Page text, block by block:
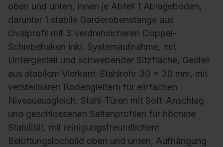
oben und unten, innen je Abteil 1 Ablageboden,
darunter 1 stabile Garderobenstange aus
Ovalprofil mit 3 verdrehsicheren Doppel-
Schiebehaken inkl. Systemaufnahme, mit
Untergestell und schwebender Sitzfläche, Gestell
aus stabilem Vierkant-Stahlrohr 30 x 30 mm, mit
verstellbaren Bodengleitern für einfachen
Niveauausgleich, Stahl-Türen mit Soft-Anschlag
und geschlossenen Seitenprofilen für höchste
Stabilität, mit reinigungsfreundlichem
Belüftungslochbild oben und unten, Aufhängung